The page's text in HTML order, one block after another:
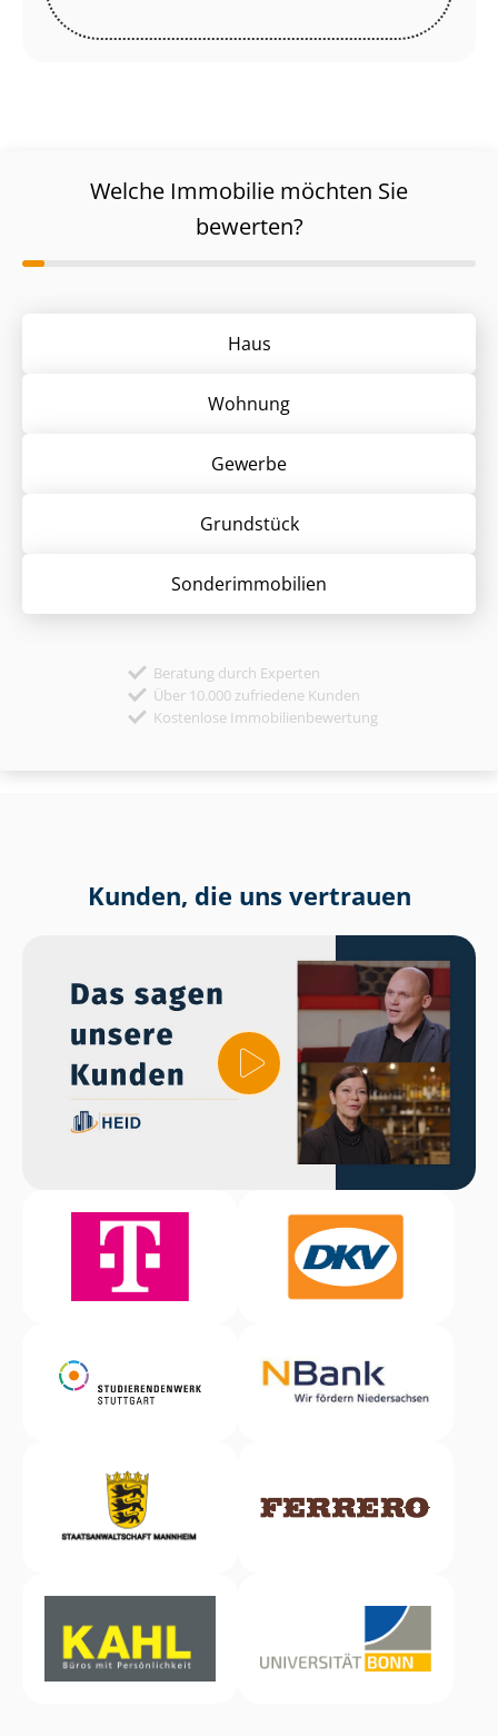
Welche Immobilie möchten Sie
bewerten?
Haus
Wohnung
Gewerbe
Grund­stück
Sonder­immobilien
Beratung durch Experten
Über 10.000 zufriedene Kunden
Kostenlose Immobilienbewertung
Kunden, die uns vertrauen